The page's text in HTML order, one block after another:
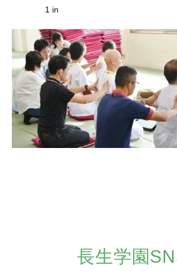
1 in
長生学園